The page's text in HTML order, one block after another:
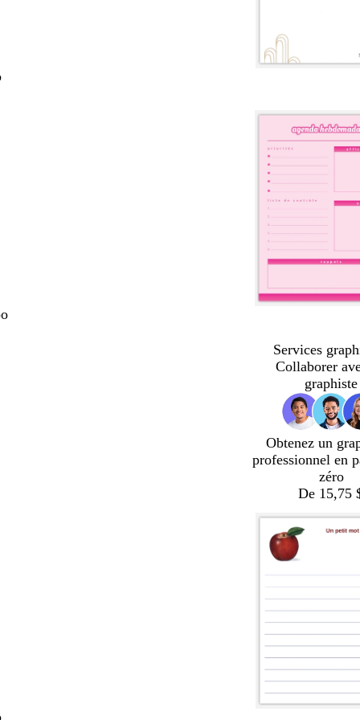
Services
Collaborer
graphiste
Obtenez un
professionnel en
zéro
De 15,75